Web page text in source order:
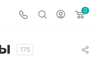
0
175